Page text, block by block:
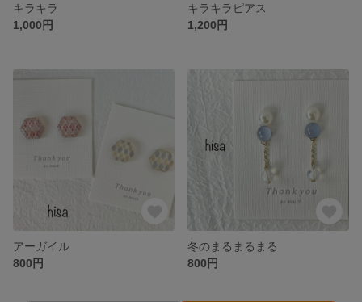
キラキラ
1,000円
キラキラピアス
1,200円
アーガイル
800円
冬のまるまるまる
800円